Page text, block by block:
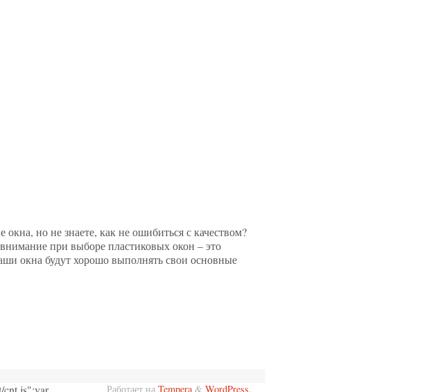
но не знаете, как не ошибиться с качеством?
при выборе пластиковых окон – это
окна будут хорошо выполнять свои основные
Работает на Tempera & WordPress.